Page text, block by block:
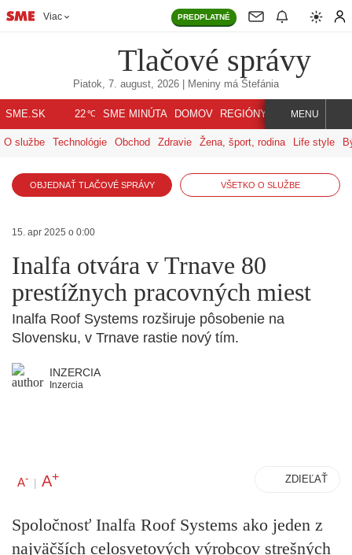
Viac PREDPLATNÉ
Tlačové správy
Piatok, 7. august, 2026 | Meniny má Štefánia
SME.SK 22℃ SME MINÚTA DOMOV REGIÓNY INDEX SVET
MENU
O službe Technológie Obchod Zdravie Žena, šport, rodina Life style
OBJEDNAŤ TLAČOVÉ SPRÁVY VŠETKO O SLUŽBE
15. apr 2025 o 0:00
Inalfa otvára v Trnave 80
prestížnych pracovných miest
Inalfa Roof Systems rozširuje pôsobenie na
Slovensku, v Trnave rastie nový tím.
INZERCIA
Inzercia
A- | A+ ZDIEĽAŤ
Spoločnosť Inalfa Roof Systems ako jeden z
najväčších celosvetových výrobcov strešných